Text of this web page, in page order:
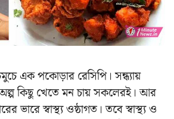
এক পকোড়ার রেসিপি। সন্ধ্যায়
অল্প কিছু খেতে মন চায় সকলেরই। আর
ভারে স্বাস্থ্য ওষ্ঠাগত। তবে স্বাস্থ্য ও